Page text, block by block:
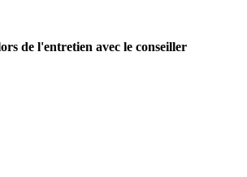
de l'entretien avec le conseiller